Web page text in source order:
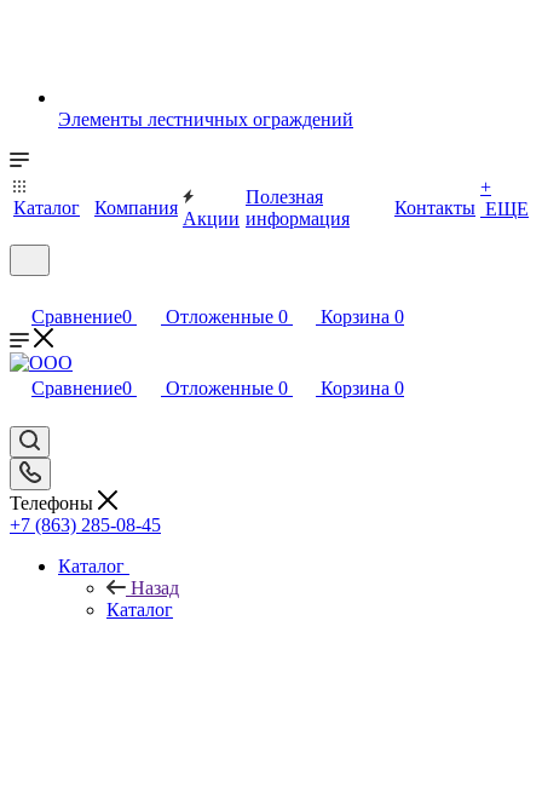
Элементы лестничных ограждений
Каталог Компания
Акции
Полезная
информация
Контакты
+
ЕЩЕ
Сравнение0 Отложенные 0 Корзина 0
Сравнение0 Отложенные 0 Корзина 0
Телефоны
+7 (863) 285-08-45
Каталог
Назад
Каталог